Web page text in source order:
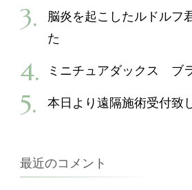
脳炎を起こしたルドルフ
た
ミニチュアダックス ブ
本日より遠隔施術受付致
最近のコメント